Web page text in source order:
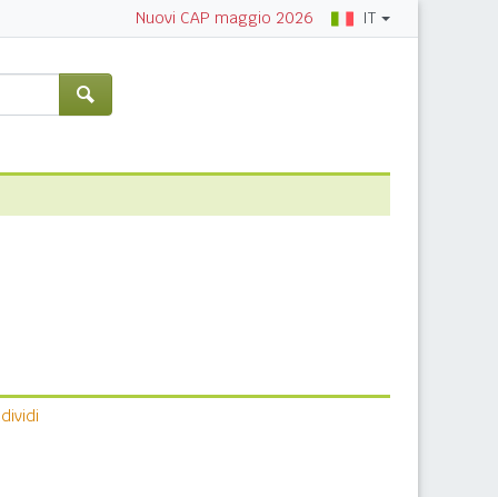
Nuovi CAP maggio 2026 IT